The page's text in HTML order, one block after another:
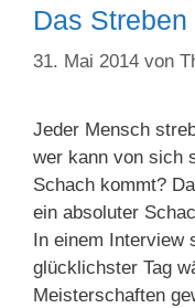
Das
31. Mai 2014 von
Jeder Mensch
wer kann von sich
Schach kommt?
ein absoluter
In einem Interview
glücklichster Tag
Meisterschaften